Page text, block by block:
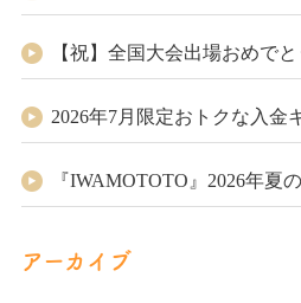
【祝】全国大会出場おめでと
2026年7月限定おトクな入金
『IWAMOTOTO』2026年夏
アーカイブ